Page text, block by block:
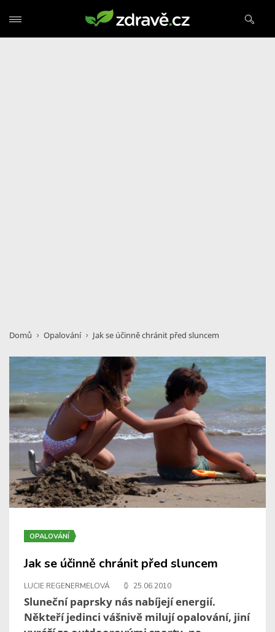
Domů Opalování Jak se účinně chránit před sluncem
OPALOVÁNÍ
Jak se účinně chránit před sluncem
LUCIE REGENERMELOVÁ 25.06.2010
Sluneční paprsky nás nabíjejí energií.
Někteří jedinci vášnivě milují opalování, jiní